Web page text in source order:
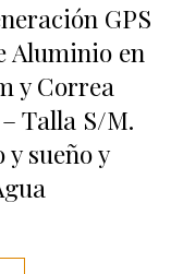
GPS
Aluminio en
y Correa
Talla S/M.
sueño y
era: €249.00.
precio actual es: €229.00.